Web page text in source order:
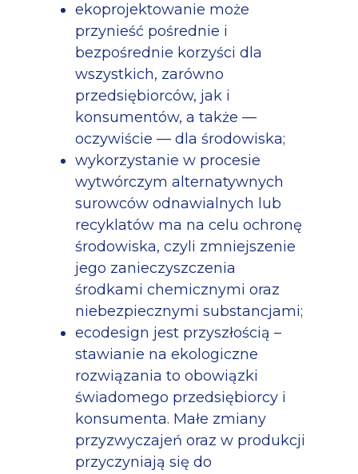
ekoprojektowanie może
przynieść pośrednie i
bezpośrednie korzyści dla
wszystkich, zarówno
przedsiębiorców, jak i
konsumentów, a także —
oczywiście — dla środowiska;
wykorzystanie w procesie
wytwórczym alternatywnych
surowców odnawialnych lub
recyklatów ma na celu ochronę
środowiska, czyli zmniejszenie
jego zanieczyszczenia
środkami chemicznymi oraz
niebezpiecznymi substancjami;
ecodesign jest przyszłością –
stawianie na ekologiczne
rozwiązania to obowiązki
świadomego przedsiębiorcy i
konsumenta. Małe zmiany
przyzwyczajeń oraz w produkcji
przyczyniają się do